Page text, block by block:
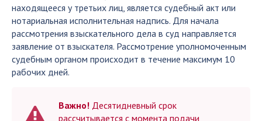
находящееся у третьих лиц, является судебный акт или
нотариальная исполнительная надпись. Для начала
рассмотрения взыскательного дела в суд направляется
заявление от взыскателя. Рассмотрение уполномоченным
судебным органом происходит в течение максимум 10
рабочих дней.
Важно! Десятидневный срок
рассчитывается с момента подачи